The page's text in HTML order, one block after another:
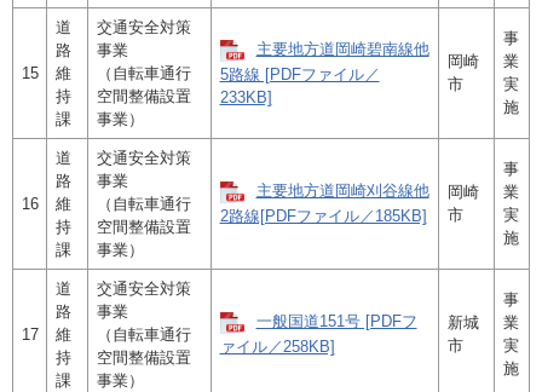
15
道
路
維
持
課
交通安全対策
事業
（自転車通行
空間整備設置
事業）
主要地方道岡崎碧南線他
5路線 [PDFファイル／
233KB]
岡崎
市
事
業
実
施
16
道
路
維
持
課
交通安全対策
事業
（自転車通行
空間整備設置
事業）
主要地方道岡崎刈谷線他
2路線[PDFファイル／185KB]
岡崎
市
事
業
実
施
17
道
路
維
持
課
交通安全対策
事業
（自転車通行
空間整備設置
事業）
一般国道151号 [PDFフ
ァイル／258KB]
新城
市
事
業
実
施